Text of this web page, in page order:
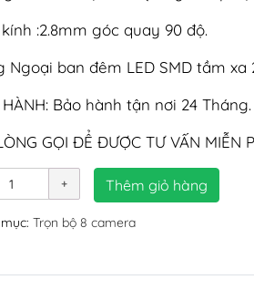
:2.8mm góc quay 90 độ.
Ngoại ban đêm LED SMD tầm xa
HÀNH: Bảo hành tận nơi 24 Tháng.
GỌI ĐỂ ĐƯỢC TƯ VẤN MIỄN
Thêm giỏ hàng
Trọn bộ 8 camera